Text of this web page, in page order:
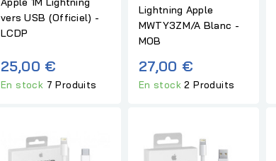
vers USB (Officiel) -
LCDP
25,00 €
En stock 7 Produits
Lightning Apple
MWTY3ZM/A Blanc -
MOB
27,00 €
En stock2 Produits